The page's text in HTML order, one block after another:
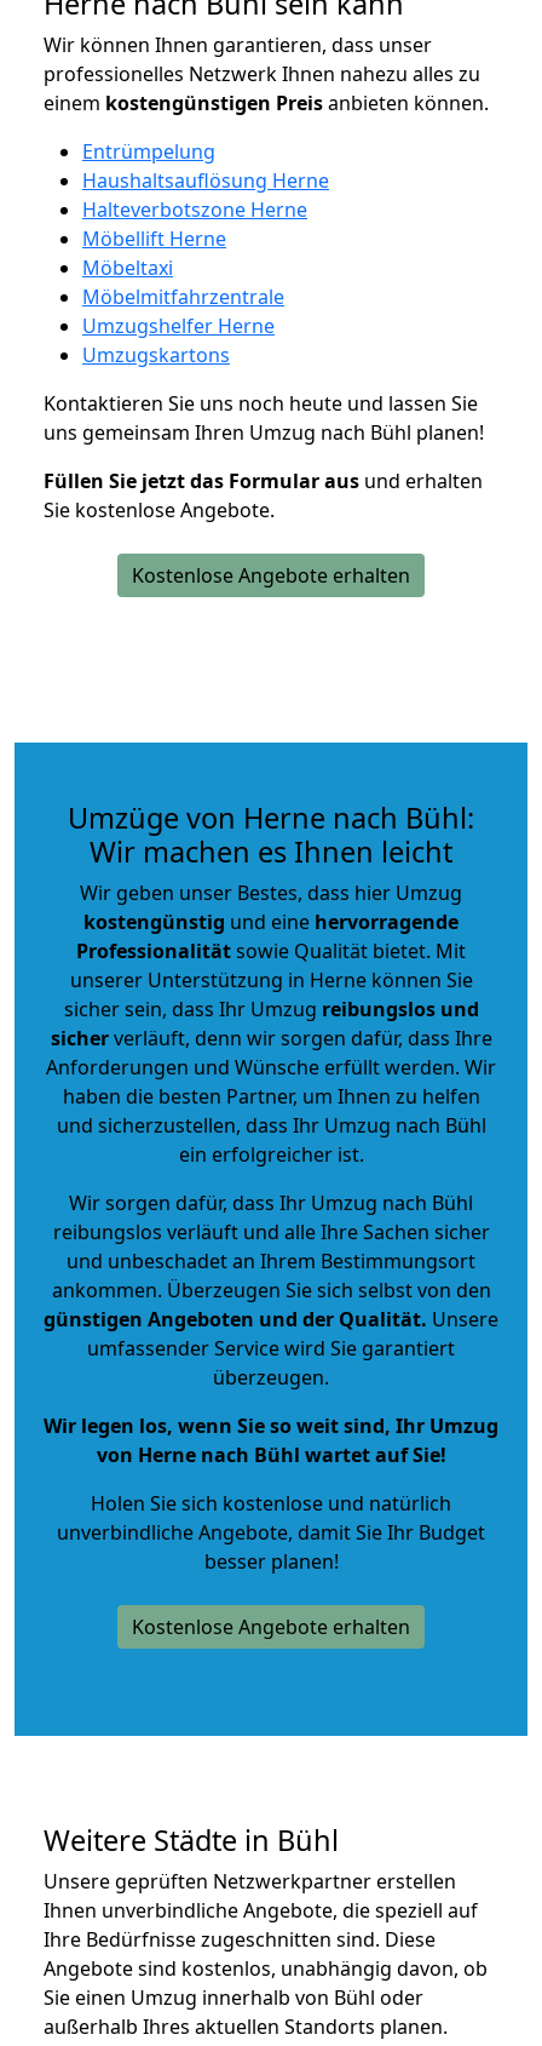
Wir können Ihnen garantieren, dass unser
professionelles Netzwerk Ihnen nahezu alles zu
einem kostengünstigen Preisanbieten können.
Entrümpelung
Haushaltsauflösung Herne
Halteverbotszone Herne
Möbellift Herne
Möbeltaxi
Möbelmitfahrzentrale
Umzugshelfer Herne
Umzugskartons
Kontaktieren Sie uns noch heute und lassen Sie
uns gemeinsam Ihren Umzug nach Bühl planen!
Füllen Sie jetzt das Formular aus und erhalten
Sie kostenlose Angebote.
Kostenlose Angebote erhalten
Umzüge von Herne nach Bühl:
Wir machen es Ihnen leicht
Wir geben unser Bestes, dass hier Umzug
kostengünstig und eine hervorragende
Professionalitätsowie Qualität bietet. Mit
unserer Unterstützung in Herne können Sie
sicher sein, dass Ihr Umzug reibungslos und
sicherverläuft, denn wir sorgen dafür, dass Ihre
Anforderungen und Wünsche erfüllt werden. Wir
haben die besten Partner, um Ihnen zu helfen
und sicherzustellen, dass Ihr Umzug nach Bühl
ein erfolgreicher ist.
Wir sorgen dafür, dass Ihr Umzug nach Bühl
reibungslos verläuft und alle Ihre Sachen sicher
und unbeschadet an Ihrem Bestimmungsort
ankommen. Überzeugen Sie sich selbst von den
günstigen Angeboten und der Qualität. Unsere
umfassender Service wird Sie garantiert
überzeugen.
Wir legen los, wenn Sie so weit sind, Ihr Umzug
von Herne nach Bühl wartet auf Sie!
Holen Sie sich kostenlose und natürlich
unverbindliche Angebote, damit Sie Ihr Budget
besser planen!
Kostenlose Angebote erhalten
Weitere Städte in Bühl
Unsere geprüften Netzwerkpartner erstellen
Ihnen unverbindliche Angebote, die speziell auf
Ihre Bedürfnisse zugeschnitten sind. Diese
Angebote sind kostenlos, unabhängig davon, ob
Sie einen Umzug innerhalb von Bühl oder
außerhalb Ihres aktuellen Standorts planen.